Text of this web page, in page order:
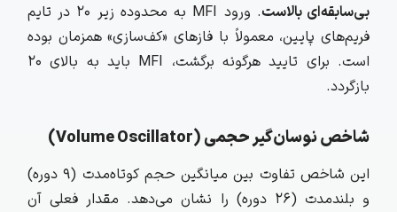
بی‌سابقه‌ای بالاست
. ورود MFI به محدوده زیر ۲۰ در تایم
فریم‌های پایین، معمولاً با فازهای «کف‌سازی» همزمان بوده
است. برای تایید هرگونه برگشت، MFI باید به بالای ۲۰
بازگردد.
شاخص نوسان‌گیر حجمی (Volume Oscillator)
این شاخص تفاوت بین میانگین حجم کوتاه‌مدت (۹ دوره)
و بلندمدت (۲۶ دوره) را نشان می‌دهد. مقدار فعلی آن